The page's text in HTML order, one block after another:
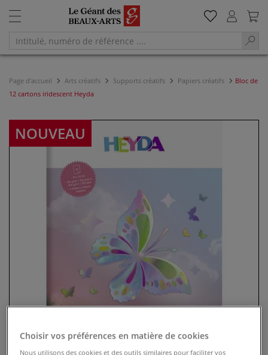
Page d'accueil Arts créatifs Supports créatifs Papiers créatifs
Bloc de
12 cartons iridescent Heyda
NOUVEAU
Choisir vos préférences en matière de cookies
Nous utilisons des cookies et des outils similaires pour faciliter vos